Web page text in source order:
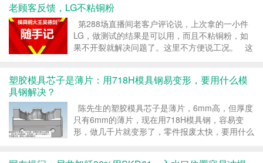
簧钢不...
老顾客反馈，LG不粘铜粉
第288场直播间老客户评论说，上次拿的一小件
LG，做测试的结果是可以用，而且不粘铜粉，如
果不开裂就解决问题了。这里不方便说工况。 这
塑胶模具芯子是薄片：用718H模具钢易变形，要用什么模
具钢解决？
陈先生的塑胶模具芯子是薄片，6mm高，但厚度
只有6mm的薄片，现在用718H模具钢，容易变
形，做几千片就变形了，零件报废太快，要用什么